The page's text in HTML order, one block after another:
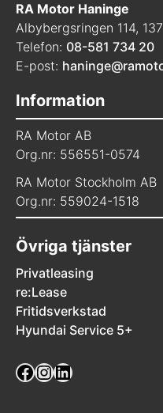
RA Motor Haninge
Albybergsringen 114,
Telefon: 08-581 734 20
E-post:
Information
RA Motor AB
Org.nr: 556551-0574
RA Motor Stockholm AB
Org.nr: 559024-1518
Övriga tjänster
Privatleasing
re:Lease
Fritidsverkstad
Hyundai Service 5+
Facebook
Instagram
LinkedIn